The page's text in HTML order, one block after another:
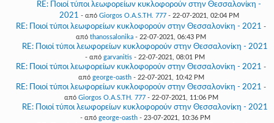
RE: Ποιοί τύποι λεωφορείων κυκλοφορούν στην Θεσσαλονίκη -
2021 - από Giorgos O.A.S.TH. 777- 22-07-2021, 02:04 PM
RE: Ποιοί τύποι λεωφορείων κυκλοφορούν στην Θεσσαλονίκη - 2021 -
από thanossalonika - 22-07-2021, 06:43 PM
RE: Ποιοί τύποι λεωφορείων κυκλοφορούν στην Θεσσαλονίκη - 2021
- από garvanitis - 22-07-2021, 08:01 PM
RE: Ποιοί τύποι λεωφορείων κυκλοφορούν στην Θεσσαλονίκη - 2021 -
από george-oasth- 22-07-2021, 10:42 PM
RE: Ποιοί τύποι λεωφορείων κυκλοφορούν στην Θεσσαλονίκη - 2021 -
από Giorgos O.A.S.TH. 777- 22-07-2021, 11:06 PM
RE: Ποιοί τύποι λεωφορείων κυκλοφορούν στην Θεσσαλονίκη - 2021
- από george-oasth- 23-07-2021, 10:36 PM